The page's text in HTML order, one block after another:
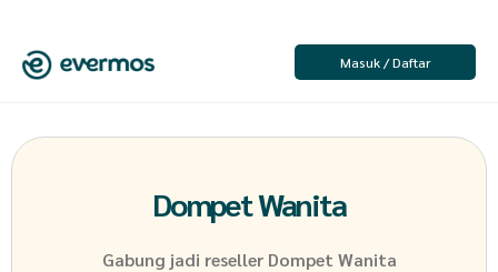
Masuk / Daftar
Dompet Wanita
Gabung jadi reseller Dompet Wanita